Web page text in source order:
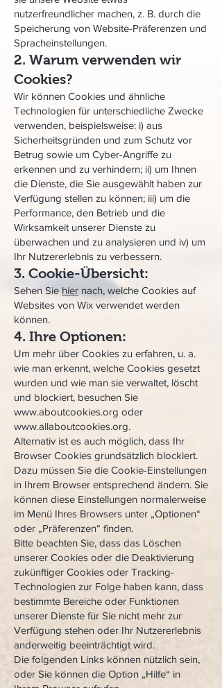
nutzerfreundlicher machen, z. B. durch die
Speicherung von Website-Präferenzen und
Spracheinstellungen.
2. Warum verwenden wir
Cookies?
Wir können Cookies und ähnliche
Technologien für unterschiedliche Zwecke
verwenden, beispielsweise: i) aus
Sicherheitsgründen und zum Schutz vor
Betrug sowie um Cyber-Angriffe zu
erkennen und zu verhindern; ii) um Ihnen
die Dienste, die Sie ausgewählt haben zur
Verfügung stellen zu können; iii) um die
Performance, den Betrieb und die
Wirksamkeit unserer Dienste zu
überwachen und zu analysieren und iv) um
Ihr Nutzererlebnis zu verbessern.
3. Cookie-Übersicht:
Sehen Sie hier nach, welche Cookies auf
Websites von Wix verwendet werden
können.
4. Ihre Optionen:
Um mehr über Cookies zu erfahren, u. a.
wie man erkennt, welche Cookies gesetzt
wurden und wie man sie verwaltet, löscht
und blockiert, besuchen Sie
www.aboutcookies.org oder
www.allaboutcookies.org.
Alternativ ist es auch möglich, dass Ihr
Browser Cookies grundsätzlich blockiert.
Dazu müssen Sie die Cookie-Einstellungen
in Ihrem Browser entsprechend ändern. Sie
können diese Einstellungen normalerweise
im Menü Ihres Browsers unter „Optionen“
oder „Präferenzen“ finden.
Bitte beachten Sie, dass das Löschen
unserer Cookies oder die Deaktivierung
zukünftiger Cookies oder Tracking-
Technologien zur Folge haben kann, dass
bestimmte Bereiche oder Funktionen
unserer Dienste für Sie nicht mehr zur
Verfügung stehen oder Ihr Nutzererlebnis
anderweitig beeinträchtigt wird.
Die folgenden Links können nützlich sein,
oder Sie können die Option „Hilfe“ in